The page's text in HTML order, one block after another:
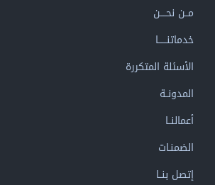
مــن نحــــن
خدماتنــــــا
الأسئلة المتكررة
المدونــة
أعمالنــا
الضمنـات
إتصل بنــا